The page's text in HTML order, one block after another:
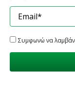
Συμφωνώ να
Ανθρώπινο
ΕΡΓΑΣΤΕΙΤΕ
Αν θέλετε να